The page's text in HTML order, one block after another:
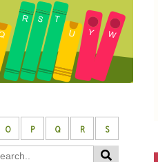
O P Q R S